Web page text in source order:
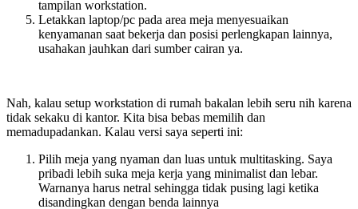
tampilan workstation.
Letakkan laptop/pc pada area meja menyesuaikan
kenyamanan saat bekerja dan posisi perlengkapan lainnya,
usahakan jauhkan dari sumber cairan ya.
Nah, kalau setup workstation di rumah bakalan lebih seru nih karena
tidak sekaku di kantor. Kita bisa bebas memilih dan
memadupadankan. Kalau versi saya seperti ini:
Pilih meja yang nyaman dan luas untuk multitasking. Saya
pribadi lebih suka meja kerja yang minimalist dan lebar.
Warnanya harus netral sehingga tidak pusing lagi ketika
disandingkan dengan benda lainnya